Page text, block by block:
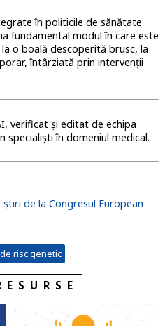
în politicile de sănătate
fundamental modul în care este
o boală descoperită brusc, la
întârziată prin intervenții
verificat și editat de echipa
specialiști în domeniul medical.
de la Congresul European
risc genetic